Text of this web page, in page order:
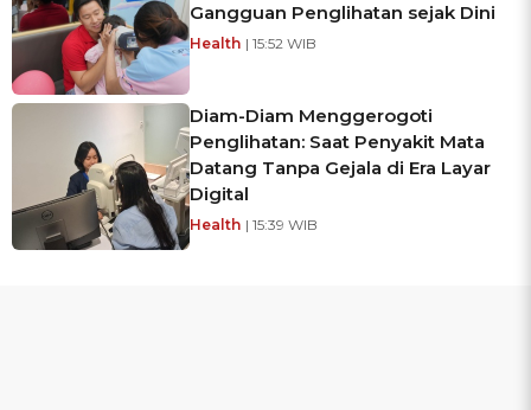
Gangguan Penglihatan sejak Dini
Health | 15:52 WIB
Diam-Diam Menggerogoti
Penglihatan: Saat Penyakit Mata
Datang Tanpa Gejala di Era Layar
Digital
Health | 15:39 WIB